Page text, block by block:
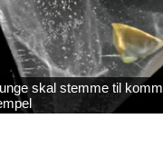
skal stemme til